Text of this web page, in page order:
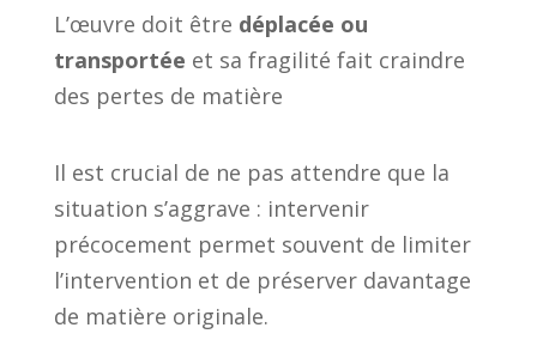
L’œuvre doit être déplacée ou
transportée et sa fragilité fait craindre
des pertes de matière
Il est crucial de ne pas attendre que la
situation s’aggrave : intervenir
précocement permet souvent de limiter
l’intervention et de préserver davantage
de matière originale.